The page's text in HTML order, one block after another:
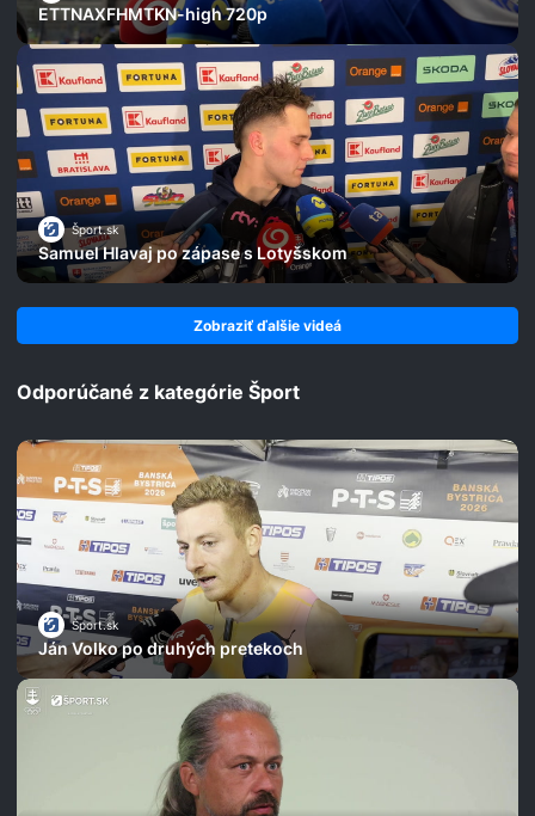
ETTNAXFHMTKN-high 720p
Šport.sk
Samuel Hlavaj po zápase s Lotyšskom
Zobraziť ďalšie videá
Odporúčané z kategórie Šport
Šport.sk
Ján Volko po druhých pretekoch